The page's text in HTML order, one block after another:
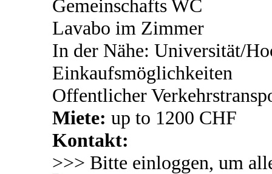
Gemeinschafts WC
Lavabo im Zimmer
In der Nähe: Universität/
Einkaufsmöglichkeiten
Offentlicher
Miete: up to 1200 CHF
Kontakt:
>>> Bitte einloggen, um